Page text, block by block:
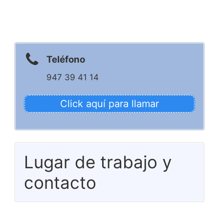
Teléfono
947 39 41 14
Click aquí para llamar
Lugar de trabajo y
contacto